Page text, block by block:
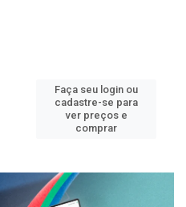
Faça seu login ou
cadastre-se para
ver preços e
comprar